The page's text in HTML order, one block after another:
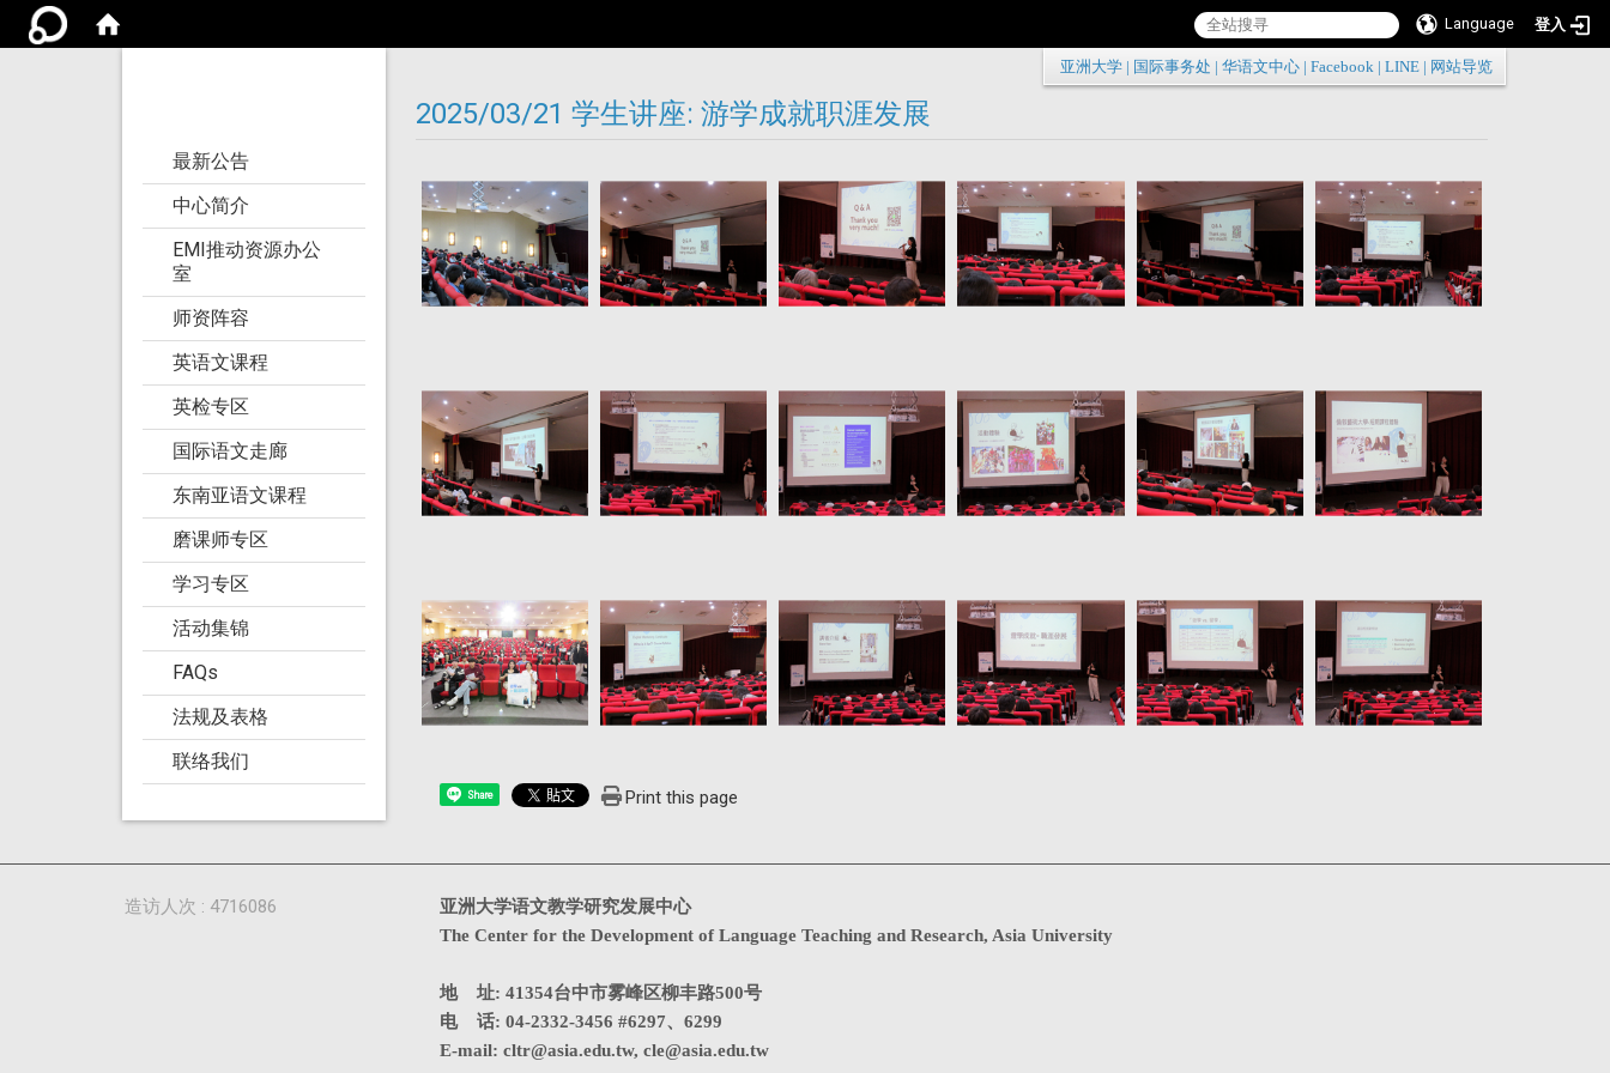
Language 登入
:::
亚洲大学 国际事务处 华语文中心 Facebook LINE 网站导览
最新公告
中心简介
EMI推动资源办公
室
师资阵容
英语文课程
英检专区
国际语文走廊
东南亚语文课程
磨课师专区
学习专区
活动集锦
FAQs
法规及表格
联络我们
2025/03/21 学生讲座: 游学成就职涯发展
Share Print this page
亚洲大学语文教学研究发展中心
The Center for the Development of Language Teaching and Research, Asia University
地 址: 41354台中市雾峰区柳丰路500号
电 话: 04-2332-3456 #6297、6299
E-mail: cltr@asia.edu.tw, cle@asia.edu.tw
造访人次 : 4716086